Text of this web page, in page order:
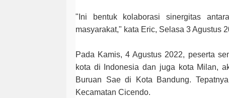
"Ini bentuk kolaborasi sinergitas
masyarakat," kata Eric, Selasa 3 Agustus
Pada Kamis, 4 Agustus 2022, peserta
kota di Indonesia dan juga kota Milan,
Buruan Sae di Kota Bandung.
Kecamatan Cicendo.